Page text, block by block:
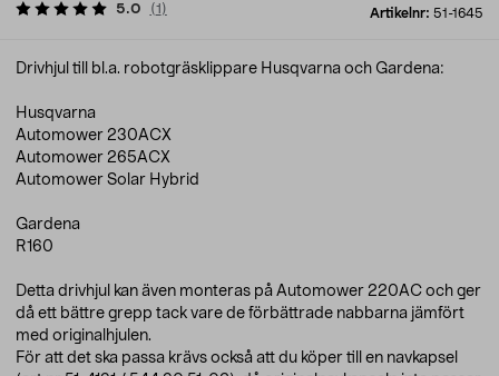
Artikelnr: 51-1645
5.0 (1 )
Drivhjul till bl.a. robotgräsklippare Husqvarna och Gardena:
Husqvarna
Automower 230ACX
Automower 265ACX
Automower Solar Hybrid
Gardena
R160
Detta drivhjul kan även monteras på Automower 220AC och ger
då ett bättre grepp tack vare de förbättrade nabbarna jämfört
med originalhjulen.
För att det ska passa krävs också att du köper till en navkapsel